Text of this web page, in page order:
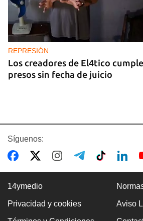
REPRESIÓN
Los creadores de El4tico
presos sin fecha de juicio
Síguenos:
14ymedio
Privacidad y cookies Aviso